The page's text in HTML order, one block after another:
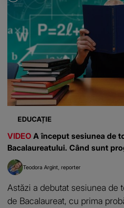
EDUCAȚIE
VIDEO A început sesiunea de
Bacalaureatului. Când sunt
Teodora Argint reporter
Astăzi a debutat sesiunea de
de Bacalaureat, cu prima